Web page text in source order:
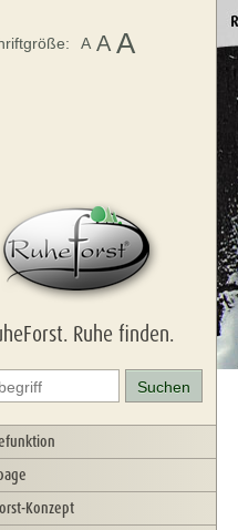
Ruhe finden.
Konzept
A A A